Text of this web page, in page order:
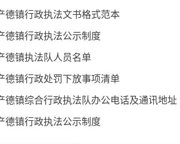
德镇行政执法文书格式范本
德镇行政执法公示制度
德镇执法队人员名单
德镇行政处罚下放事项清单
德镇综合行政执法队办公电话及通讯地址
德镇行政执法公示制度